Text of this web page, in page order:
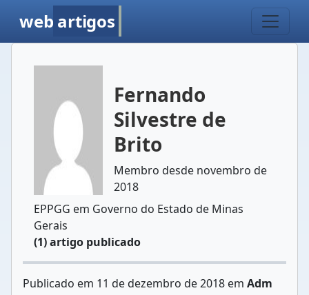
web artigos
Fernando
Silvestre de
Brito
Membro desde novembro de
2018
EPPGG em Governo do Estado de Minas
Gerais
(1) artigo publicado
Publicado em 11 de dezembro de 2018 em Adm